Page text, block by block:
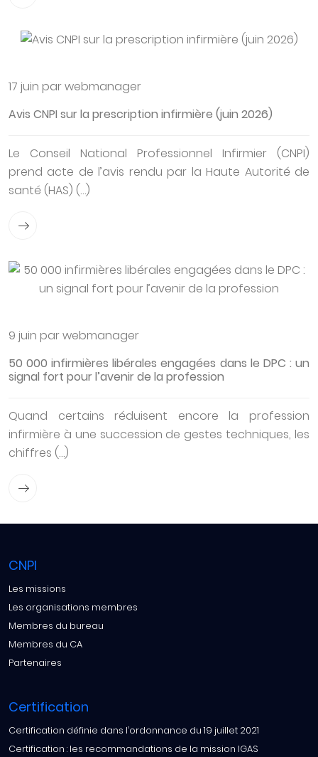
17 juin par webmanager
Avis CNPI sur la prescription infirmière (juin 2026)
Le Conseil National Professionnel Infirmier (CNPI)
prend acte de l’avis rendu par la Haute Autorité de
santé (HAS) (…)
9 juin par webmanager
50 000 infirmières libérales engagées dans le DPC : un
signal fort pour l’avenir de la profession
Quand certains réduisent encore la profession
infirmière à une succession de gestes techniques, les
chiffres (…)
CNPI
Les missions
Les organisations membres
Membres du bureau
Membres du CA
Partenaires
Certification
Certification définie dans l’ordonnance du 19 juillet 2021
Certification : les recommandations de la mission IGAS